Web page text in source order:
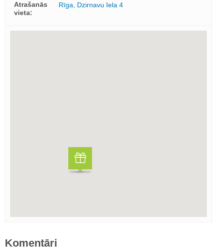
Atrašanās
vieta:
Rīga, Dzirnavu Iela 4
Komentāri